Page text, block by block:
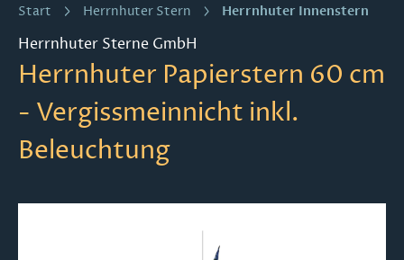
Start Herrnhuter Stern Herrnhuter Innenstern
Herrnhuter Sterne GmbH
Herrnhuter Papierstern 60 cm
- Vergissmeinnicht inkl.
Beleuchtung